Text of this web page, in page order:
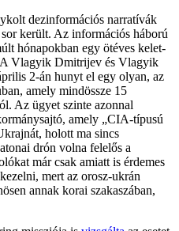
dezinformációs narratívák
került. Az információs háború
hónapokban egy ötéves kelet-
Vlagyik Dmitrijev és Vlagyik
2-án hunyt el egy olyan, az
amely mindössze 15
Az ügyet szinte azonnal
amely „CIA-típusú
holott ma sincs
drón volna felelős a
már csak amiatt is érdemes
mert az orosz-ukrán
annak korai szakaszában,